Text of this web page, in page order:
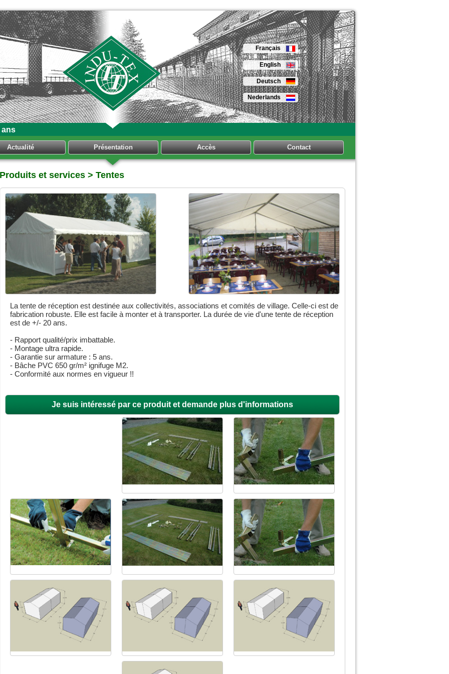
ans
Français
English
Deutsch
Nederlands
Actualité Présentation Accès Contact
Produits et services > Tentes
La tente de réception est destinée aux collectivités, associations et comités de village. Celle-ci est de
fabrication robuste. Elle est facile à monter et à transporter. La durée de vie d'une tente de réception
est de +/- 20 ans.
- Rapport qualité/prix imbattable.
- Montage ultra rapide.
- Garantie sur armature : 5 ans.
- Bâche PVC 650 gr/m² ignifuge M2.
- Conformité aux normes en vigueur !!
Je suis intéressé par ce produit et demande plus d'informations